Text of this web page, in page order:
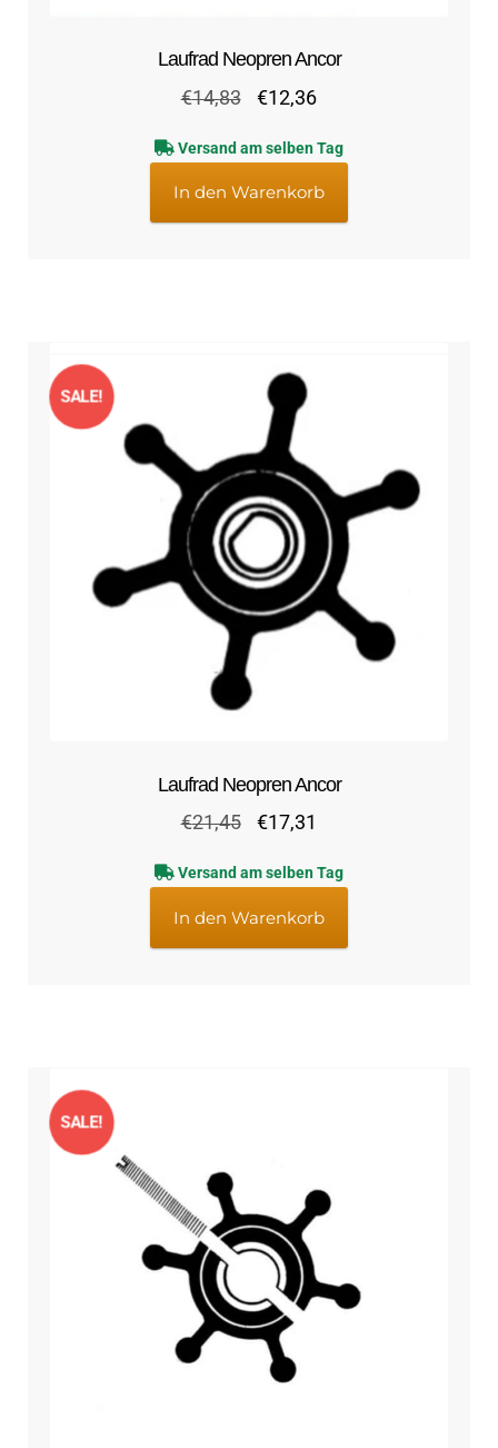
Laufrad Neopren Ancor
€14,83
Ursprünglicher
war:
€14,83
€12,36Aktueller
ist:
€12,36.
Versand am selben Tag
In den Warenkorb
Laufrad Neopren Ancor
SALE!
€21,45
Ursprünglicher
war:
€21,45
€17,31
ist:
€17,31.
Versand am selben Tag
In den Warenkorb
SALE!